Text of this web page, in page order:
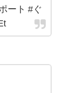
ート #ぐ